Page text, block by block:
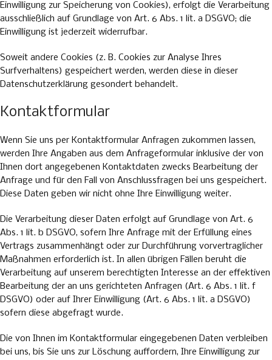
Einwilligung zur Speicherung von Cookies), erfolgt die Verarbeitung
ausschließlich auf Grundlage von Art. 6 Abs. 1 lit. a DSGVO; die
Einwilligung ist jederzeit widerrufbar.
Soweit andere Cookies (z. B. Cookies zur Analyse Ihres
Surfverhaltens) gespeichert werden, werden diese in dieser
Datenschutzerklärung gesondert behandelt.
Kontaktformular
Wenn Sie uns per Kontaktformular Anfragen zukommen lassen,
werden Ihre Angaben aus dem Anfrageformular inklusive der von
Ihnen dort angegebenen Kontaktdaten zwecks Bearbeitung der
Anfrage und für den Fall von Anschlussfragen bei uns gespeichert.
Diese Daten geben wir nicht ohne Ihre Einwilligung weiter.
Die Verarbeitung dieser Daten erfolgt auf Grundlage von Art. 6
Abs. 1 lit. b DSGVO, sofern Ihre Anfrage mit der Erfüllung eines
Vertrags zusammenhängt oder zur Durchführung vorvertraglicher
Maßnahmen erforderlich ist. In allen übrigen Fällen beruht die
Verarbeitung auf unserem berechtigten Interesse an der effektiven
Bearbeitung der an uns gerichteten Anfragen (Art. 6 Abs. 1 lit. f
DSGVO) oder auf Ihrer Einwilligung (Art. 6 Abs. 1 lit. a DSGVO)
sofern diese abgefragt wurde.
Die von Ihnen im Kontaktformular eingegebenen Daten verbleiben
bei uns, bis Sie uns zur Löschung auffordern, Ihre Einwilligung zur